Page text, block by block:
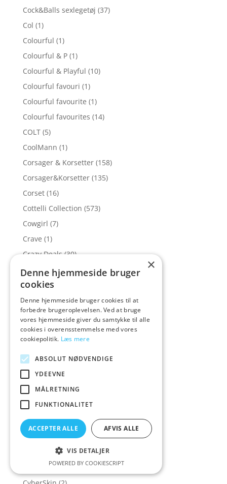
Cock&Balls sexlegetøj (37)
Col (1)
Colourful (1)
Colourful & P (1)
Colourful & Playful (10)
Colourful favouri (1)
Colourful favourite (1)
Colourful favourites (14)
COLT (5)
CoolMann (1)
Corsager & Korsetter (158)
Corsager&Korsetter (135)
Corset (16)
Cottelli Collection (573)
Cowgirl (7)
Crave (1)
Crazy Deals (30)
Creative Conceptions (21)
Creature Cocks
Crisco (1)
Cross Dressing (14)
Crystal Clear (1)
Crystal Jellies
Cum Face (2)
Cybe (1)
Cyber (2)
Cyber Mo (1)
Cyber Mon (2)
Cyber Mond (2)
Cyber Monda (2)
Cyber Monday (190)
×
Denne hjemmeside bruger
cookies
Denne hjemmeside bruger cookies til at
forbedre brugeroplevelsen. Ved at bruge
vores hjemmeside giver du samtykke til alle
cookies i overensstemmelse med vores
cookiepolitik. Læs mere
ABSOLUT NØDVENDIGE
YDEEVNE
MÅLRETNING
FUNKTIONALITET
ACCEPTER ALLE AFVIS ALLE
VIS DETALJER
POWERED BY COOKIESCRIPT